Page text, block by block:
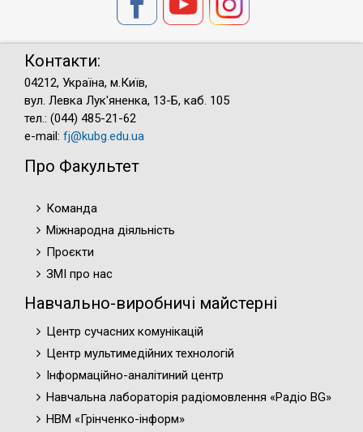
Контакти:
04212, Україна, м.Київ,
вул. Левка Лук'яненка, 13-Б, каб. 105
тел.: (044) 485-21-62
e-mail: fj@kubg.edu.ua
Про Факультет
Команда
Міжнародна діяльність
Проєкти
ЗМІ про нас
Навчально-виробничі майстерні
Центр сучасних комунікацій
Центр мультимедійних технологій
Інформаційно-аналітиний центр
Навчальна лабораторія радіомовлення «Радіо BG»
НВМ «Грінченко-інформ»